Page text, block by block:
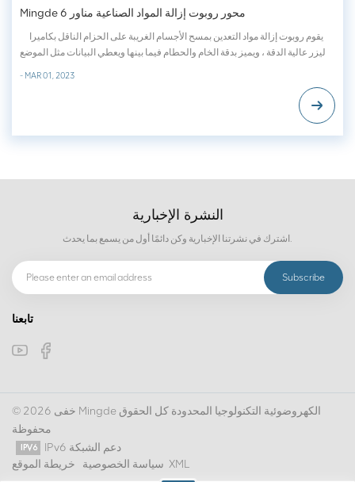
Mingde 6 محور روبوت إزالة المواد الصناعية مناور
ليزر عالية الدقة ، ويميز بدقة الخام والحطام فيما بينها ويعطي البيانات مثل الموضع
- MAR 01, 2023
النشرة الإخبارية
اشترك في نشرتنا الإخبارية وكن دائمًا أول من يسمع بما يحدث.
تابعنا
© 2026 خفى Mingde الكهروضوئية التكنولوجيا المحدودة كل الحقوق
محفوظة
IPv6 دعم الشبكة
خريطة الموقع
سياسة الخصوصية XML